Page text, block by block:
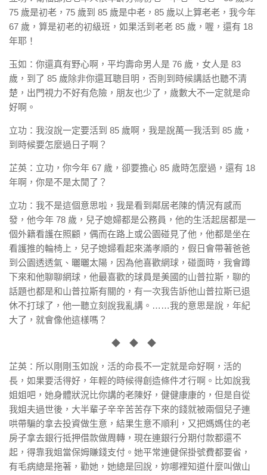
75 歲是初老，75 歲到 85 歲是中老，85 歲以上算老老，我今年
67 歲，算是初老的初級班，如果活到老老 85 歲，喔，還有 18
年耶！
玉如：你還真有野心啊，平均壽命男人是 76 歲，女人是 83
歲，到了 85 歲除非你還耳聰目明，否則到時候講話也聽不清
楚，出門視力不好有危險，朋友也少了，歲數大不一定就是命
好啊。
立功：我沒說一定要活到 85 歲啊，我是說萬一我活到 85 歲，
到時候要怎麼過日子啊？
芷英：立功，你今年 67 歲，卻要擔心 85 歲時怎麼過，還有 18
年啊，你是不是太閒了？
立功：我不是這個意思啦，我是看到鄰居老陳的情況有感而
發，他今年 78 歲，兒子媳婦都是公務員，他的生活起居都是一
個外籍看護在照顧，偶而在路上或公園碰見了他，他都是坐在
看護推的輪椅上，兒子媳婦看起來滿孝順的，假日會帶著爸爸
到公園透透氣、曬曬太陽，因為他喜歡網球，碰面時，我會蹲
下來和他聊聊網球，他最喜歡的球員是美國的山普拉斯，聊的
話題也都是和山普拉斯有關的，有一次我告訴他山普拉斯已退
休不打球了，他一聽立刻說我亂講。……我的意思是說，年紀
大了，就會像他這樣嗎？
◆ ◆ ◆
芷英：所以剛剛玉如說，活的命長不一定就是命好啊，活的
長，如果要活得好，年輕的時候得創造條件才行啊。比如說我
姐姐吧，她身體狀況比你講的老陳好，健健康康的，但是自從
我姐夫過世後，大半輩子辛辛苦苦存下來的錢就被兩個兒子連
哄帶騙的拿去投資做生意，結果生意不順利，又把媽媽住的老
房子拿去銀行抵押借款做周轉，現在連銀行分期付款都還不
起，得靠我姐當保姆賺錢支付。她平常連健保掛號費都要省，
有毛病總是拖著，勸她，她總是回說，妳哪裡知道什麼叫做山